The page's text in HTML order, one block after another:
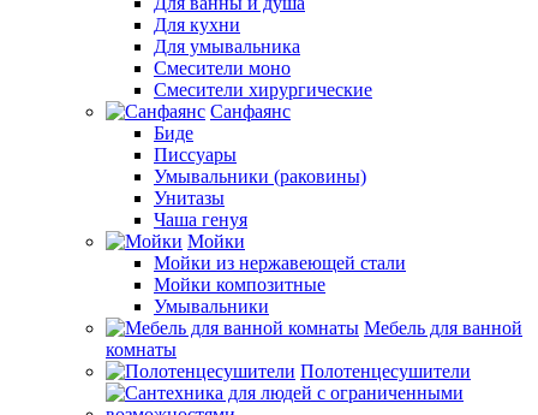
Для кухни
Для умывальника
Смесители моно
Смесители хирургические
Санфаянс
Биде
Писсуары
Умывальники (раковины)
Унитазы
Чаша генуя
Мойки
Мойки из нержавеющей стали
Мойки композитные
Умывальники
Мебель для ванной
комнаты
Полотенцесушители